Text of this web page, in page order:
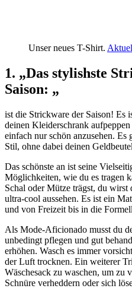
Unser neues T-Shirt.
1. „Das stylishste
Saison: „
ist die Strickware der Saison! Es
deinen Kleiderschrank
einfach nur schön anzusehen.
Stil, ohne dabei deinen
Das schönste an ist seine
Möglichkeiten, wie du es tragen
Schal oder Mütze trägst, du
ultra-cool aussehen. Es ist ein
und von Freizeit bis in die
Als Mode-Aficionado musst du
unbedingt pflegen und gut
erhöhen. Wasch es immer
der Luft trocknen. Ein weiterer
Wäschesack zu waschen, um zu
Schnüre verheddern oder sich